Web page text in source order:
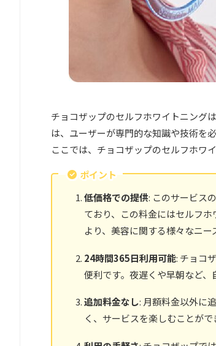
チョコザップのセルフホワイトニング
は、ユーザーが専門的な知識や技術を
ここでは、チョコザップのセルフホワ
ポイント
低価格での提供: このサービス
ており、この料金にはセルフ
より、美容に関する様々なニー
24時間365日利用可能: チョコ
便利です。夜遅くや早朝など、
追加料金なし: 月額料金以外に
く、サービスを楽しむことがで